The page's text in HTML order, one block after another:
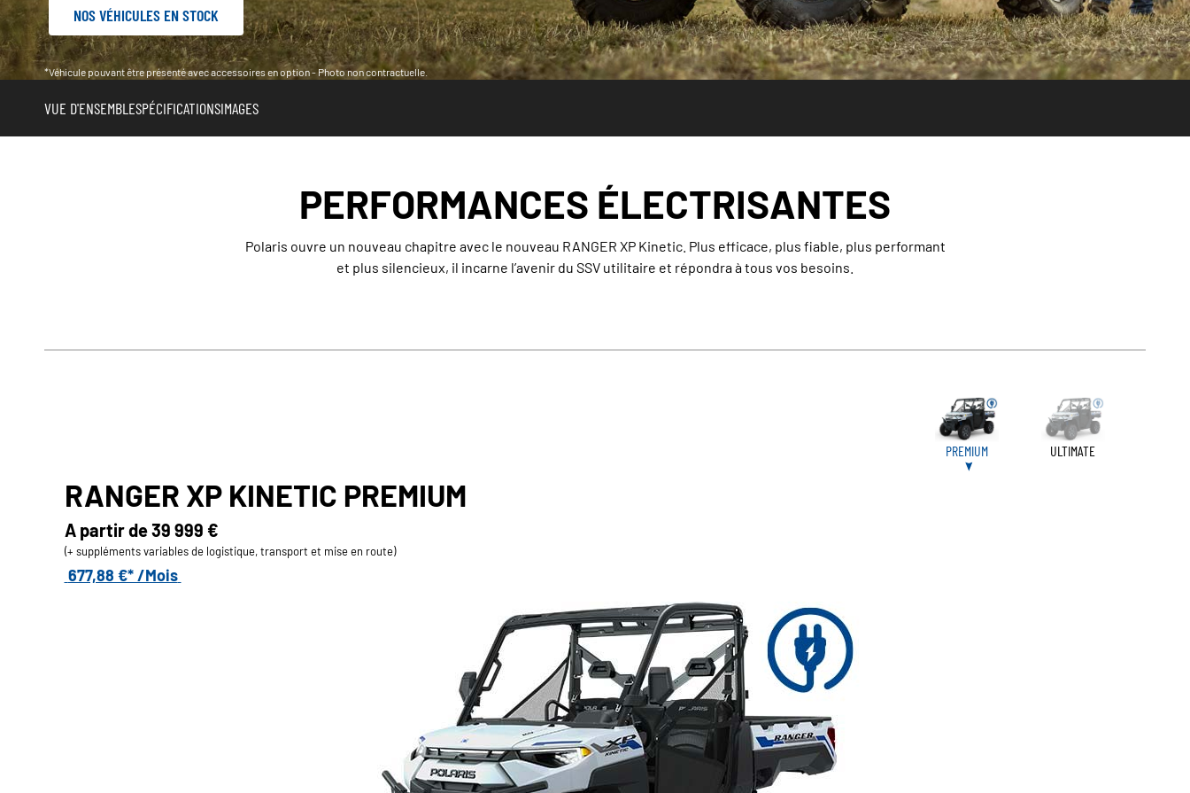
NOS VÉHICULES EN STOCK
*Véhicule pouvant être présenté avec accessoires en option - Photo non contractuelle.
VUE D'ENSEMBLESPÉCIFICATIONSIMAGES
PERFORMANCES ÉLECTRISANTES
Polaris ouvre un nouveau chapitre avec le nouveau RANGER XP Kinetic. Plus efficace, plus fiable, plus performant
et plus silencieux, il incarne l’avenir du SSV utilitaire et répondra à tous vos besoins.
PREMIUM ULTIMATE
RANGER XP KINETIC PREMIUM
A partir de39 999 €
(+ suppléments variables de logistique, transport et mise en route)
677,88 €* /Mois